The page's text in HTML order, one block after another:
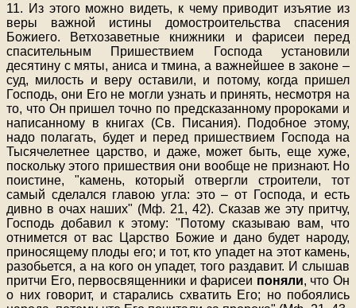
11. Из этого можно видеть, к чему приводит изъятие из
веры важной истины домостроительства спасения
Божиего. Ветхозаветные книжники и фарисеи перед
спасительным Пришествием Господа установили
десятину с мяты, аниса и тмина, а важнейшее в законе –
суд, милость и веру оставили, и потому, когда пришел
Господь, они Его не могли узнать и принять, несмотря на
то, что Он пришел точно по предсказанному пророками и
написанному в книгах (Св. Писания). Подобное этому,
надо полагать, будет и перед пришествием Господа на
Тысячелетнее царство, и даже, может быть, еще хуже,
поскольку этого пришествия они вообще не признают. Но
поистине, "камень, который отвергли строители, тот
самый сделался главою угла: это – от Господа, и есть
дивно в очах наших" (Мф. 21, 42). Сказав же эту притчу,
Господь добавил к этому: "Потому сказываю вам, что
отнимется от вас Царство Божие и дано будет народу,
приносящему плоды его; и тот, кто упадет на этот камень,
разобьется, а на кого он упадет, того раздавит. И слышав
притчи Его, первосвященники и фарисеи поняли, что Он
о них говорит, и старались схватить Его; но побоялись